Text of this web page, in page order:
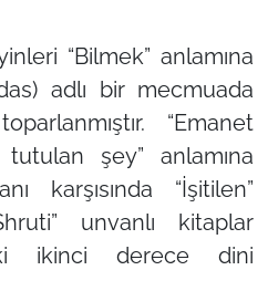
“Bilmek” anlamına
adlı bir mecmuada
“Emanet
şey” anlamına
karşısında “İşitilen”
unvanlı kitaplar
ikinci derece dini